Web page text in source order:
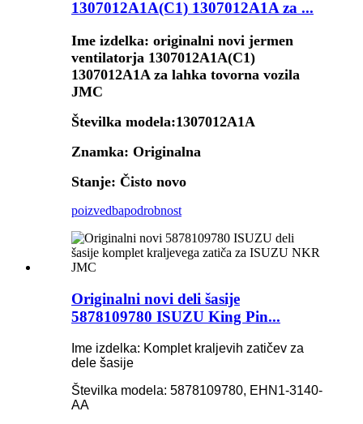
1307012A1A(C1) 1307012A1A za ...
Ime izdelka: originalni novi jermen
ventilatorja 1307012A1A(C1)
1307012A1A za lahka tovorna vozila
JMC
Številka modela:1307012A1A
Znamka: Originalna
Stanje: Čisto novo
poizvedbapodrobnost
Originalni novi deli šasije
5878109780 ISUZU King Pin...
Ime izdelka: Komplet kraljevih zatičev za
dele šasije
Številka modela: 5878109780, EHN1-3140-
AA